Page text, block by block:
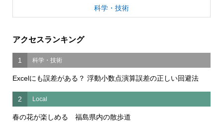
科学・技術
アクセスランキング
1 科学・技術
Excelにも誤差がある？ 浮動小数点演算誤差の正しい回避法
2 Local
春の花が楽しめる 福島県内の散歩道